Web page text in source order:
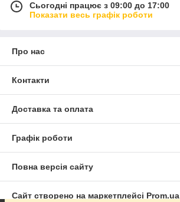
Сьогодні працює з 09:00 до 17:00
Показати весь графік роботи
Про нас
Контакти
Доставка та оплата
Графік роботи
Повна версія сайту
Сайт створено на маркетплейсі Prom.ua